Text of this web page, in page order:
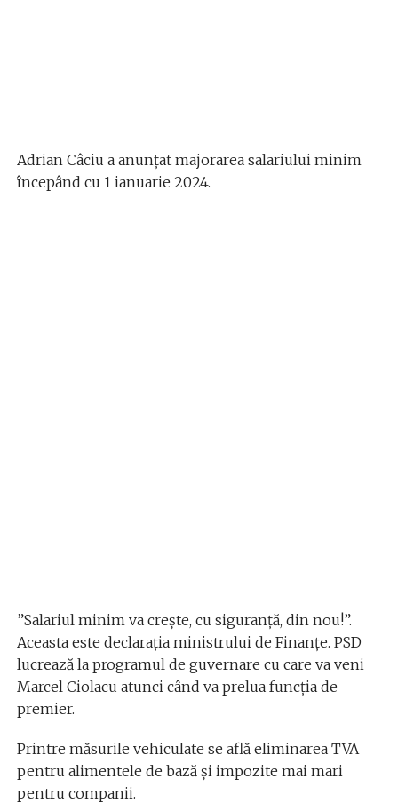
Adrian Câciu a anunțat majorarea salariului minim
începând cu 1 ianuarie 2024.
”Salariul minim va crește, cu siguranță, din nou!”.
Aceasta este declarația ministrului de Finanțe. PSD
lucrează la programul de guvernare cu care va veni
Marcel Ciolacu atunci când va prelua funcția de
premier.
Printre măsurile vehiculate se află eliminarea TVA
pentru alimentele de bază și impozite mai mari
pentru companii.